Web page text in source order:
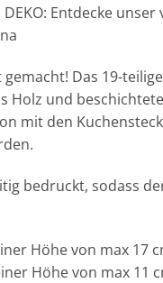
DEKO: Entdecke
Das 19-
Holz und
mit den
bedruckt, sodass
Höhe von max 17
Höhe von max 11